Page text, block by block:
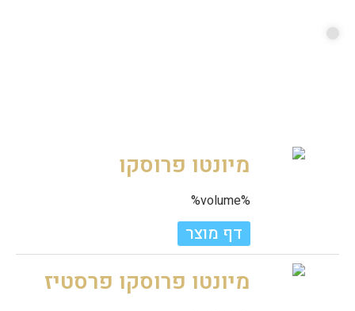
מיונטו פרוסקו
%volume%
דף מוצר
מיונטו פרוסקו פרסטיז